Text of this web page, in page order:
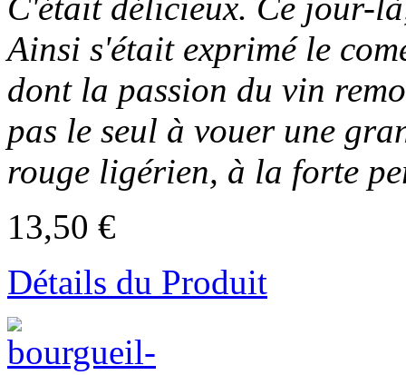
C'était délicieux. Ce jour-
Ainsi s'était exprimé le
dont la passion du vin
pas le seul à vouer une
rouge ligérien, à la forte
13,50 €
Détails du Produit